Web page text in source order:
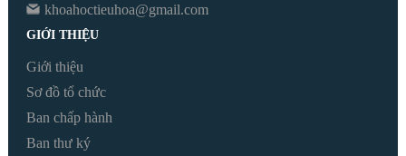
khoahoctieuhoa@gmail.com
GIỚI THIỆU
Giới thiệu
Sơ đồ tổ chức
Ban chấp hành
Ban thư ký